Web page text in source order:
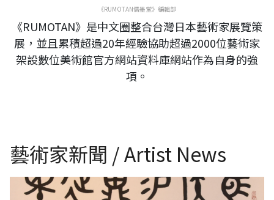
《RUMOTAN儒墨堂》編輯部
《RUMOTAN》是中文圈整合台灣日本藝術家展覽策
展，並且累積超過20年經驗協助超過2000位藝術家
架設數位美術館官方網站資料庫網站作為自身的強
項。
藝術家新聞 / Artist News
C022 陳維德---麥方鼎銘文 篆書斗方 68x70cm 2016